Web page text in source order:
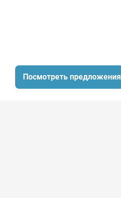
Посмотреть предложения